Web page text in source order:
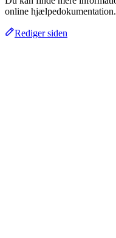
online hjælpedokumentation.
Rediger siden